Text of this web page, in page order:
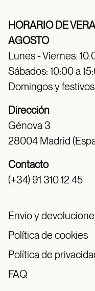
HORARIO DE
AGOSTO
Lunes - Viernes:
Sábados: 10:00 a
Domingos y
Dirección
Génova 3
28004 Madrid
Contacto
(+34) 91 310 12 45
Envío y
Política de cookies
Política de
FAQ